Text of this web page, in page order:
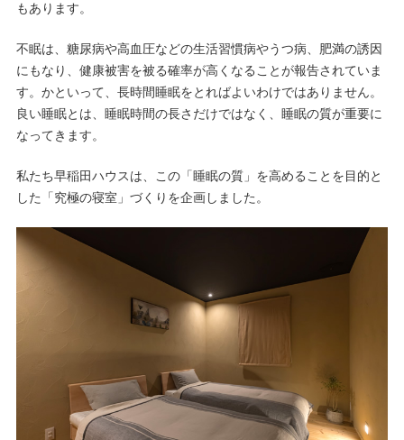
もあります。
不眠は、糖尿病や高血圧などの生活習慣病やうつ病、肥満の誘因
にもなり、健康被害を被る確率が高くなることが報告されていま
す。かといって、長時間睡眠をとればよいわけではありません。
良い睡眠とは、睡眠時間の長さだけではなく、睡眠の質が重要に
なってきます。
私たち早稲田ハウスは、この「睡眠の質」を高めることを目的と
した「究極の寝室」づくりを企画しました。